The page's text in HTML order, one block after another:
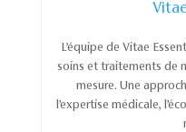
L’équipe de Vitae
soins et traitements de
mesure. Une
l’expertise médicale,